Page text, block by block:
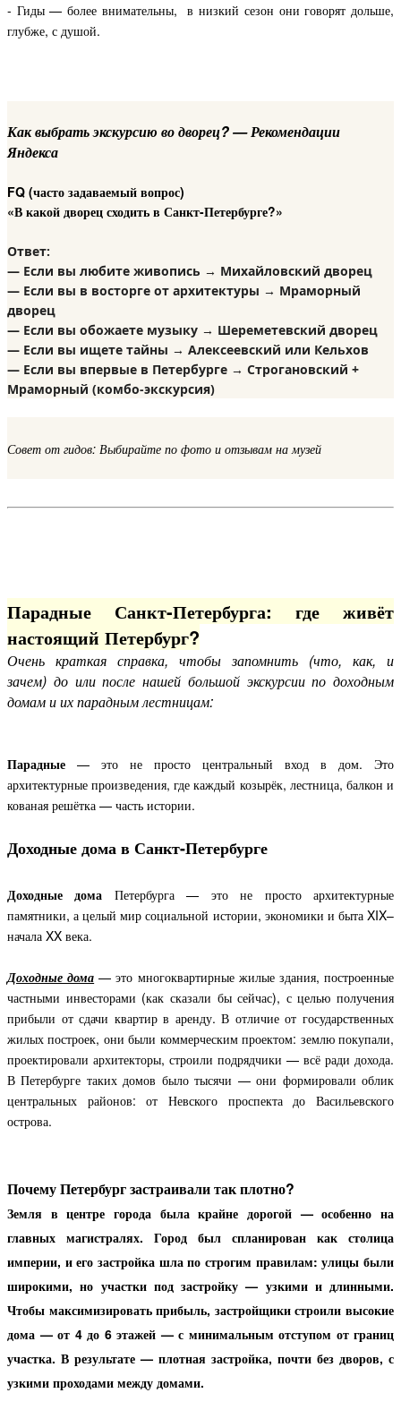
- Гиды — более внимательны, в низкий сезон они говорят дольше,
глубже, с душой.
Как выбрать экскурсию во дворец? — Рекомендации
Яндекса
FQ (часто задаваемый вопрос)
«В какой дворец сходить в Санкт-Петербурге?»
Ответ:
— Если вы любите живопись → Михайловский дворец
— Если вы в восторге от архитектуры → Мраморный
дворец
— Если вы обожаете музыку → Шереметевский дворец
— Если вы ищете тайны → Алексеевский или Кельхов
— Если вы впервые в Петербурге → Строгановский +
Мраморный (комбо-экскурсия)
Совет от гидов: Выбирайте по фото и отзывам на музей
Парадные Санкт-Петербурга: где живёт
настоящий Петербург?
Очень краткая справка, чтобы запомнить (что, как, и
зачем) до или после нашей большой экскурсии по доходным
домам и их парадным лестницам:
Парадные — это не просто центральный вход в дом. Это
архитектурные произведения, где каждый козырёк, лестница, балкон и
кованая решётка — часть истории.
Доходные дома в Санкт-Петербурге
Доходные дома Петербурга — это не просто архитектурные
памятники, а целый мир социальной истории, экономики и быта XIX–
начала XX века.
Доходные дома — это многоквартирные жилые здания, построенные
частными инвесторами (как сказали бы сейчас), с целью получения
прибыли от сдачи квартир в аренду. В отличие от государственных
жилых построек, они были коммерческим проектом: землю покупали,
проектировали архитекторы, строили подрядчики — всё ради дохода.
В Петербурге таких домов было тысячи — они формировали облик
центральных районов: от Невского проспекта до Васильевского
острова.
Почему Петербург застраивали так плотно?
Земля в центре города была крайне дорогой — особенно на
главных магистралях. Город был спланирован как столица
империи, и его застройка шла по строгим правилам: улицы были
широкими, но участки под застройку — узкими и длинными.
Чтобы максимизировать прибыль, застройщики строили высокие
дома — от 4 до 6 этажей — с минимальным отступом от границ
участка. В результате — плотная застройка, почти без дворов, с
узкими проходами между домами.